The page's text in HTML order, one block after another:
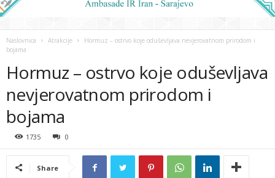
Naslovnica Atrakcije
Hormuz – ostrvo koje oduševljava nevjerovatnom prirodom i
bojama
Hormuz – ostrvo koje oduševljava
nevjerovatnom prirodom i
bojama
1735 0
Share